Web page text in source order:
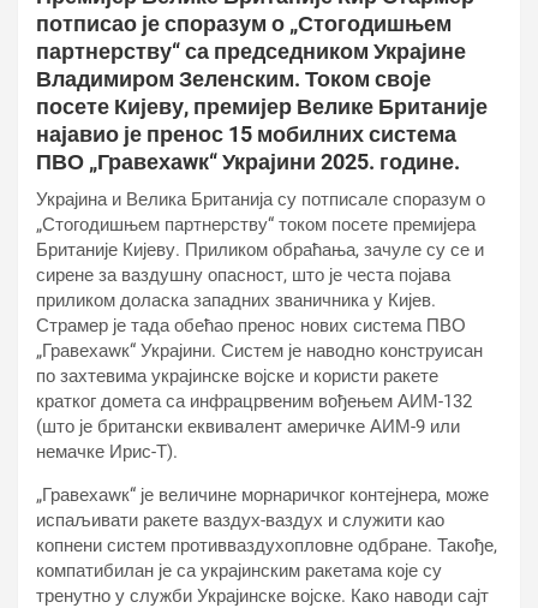
потписао је споразум о „Стогодишњем
партнерству“ са председником Украјине
Владимиром Зеленским. Током своје
посете Кијеву, премијер Велике Британије
најавио је пренос 15 мобилних система
ПВО „Гравехаwк“ Украјини 2025. године.
Украјина и Велика Британија су потписале споразум о
„Стогодишњем партнерству“ током посете премијера
Британије Кијеву. Приликом обраћања, зачуле су се и
сирене за ваздушну опасност, што је честа појава
приликом доласка западних званичника у Кијев.
Страмер је тада обећао пренос нових система ПВО
„Гравехаwк“ Украјини. Систем је наводно конструисан
по захтевима украјинске војске и користи ракете
кратког домета са инфрацрвеним вођењем АИМ-132
(што је британски еквивалент америчке АИМ-9 или
немачке Ирис-Т).
„Гравехаwк“ је величине морнаричког контејнера, може
испаљивати ракете ваздух-ваздух и служити као
копнени систем противваздухопловне одбране. Такође,
компатибилан је са украјинским ракетама које су
тренутно у служби Украјинске војске. Како наводи сајт